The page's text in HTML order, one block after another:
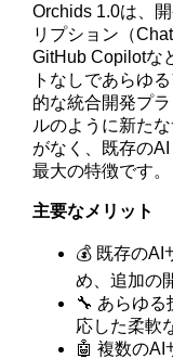
Orchids 1.0は、
リプション（
GitHub Copilotな
トなしであらゆ
的な統合開発プ
ルのように新た
がなく、既存の
最大の特徴です。
主要なメリット
💰 既存のAI
め、追加の
🔧 あらゆ
応した柔軟
🤖 複数のAI